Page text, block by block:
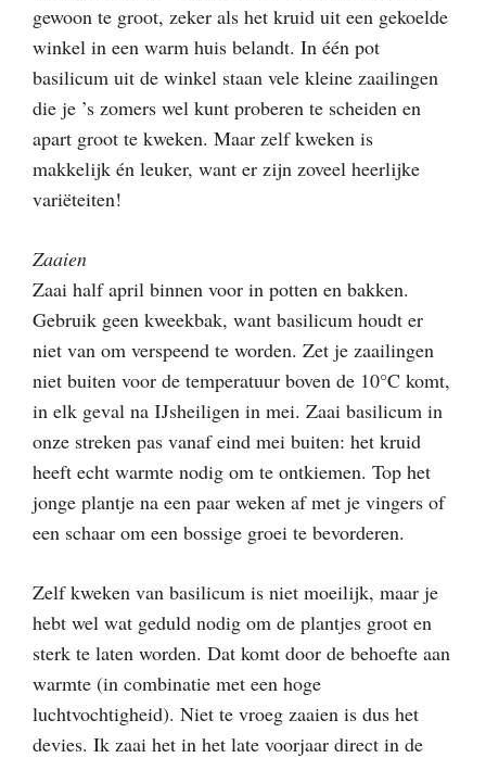
gewoon te groot, zeker als het kruid uit een gekoelde
winkel in een warm huis belandt. In één pot
basilicum uit de winkel staan vele kleine zaailingen
die je ’s zomers wel kunt proberen te scheiden en
apart groot te kweken. Maar zelf kweken is
makkelijk én leuker, want er zijn zoveel heerlijke
variëteiten!
Zaaien
Zaai half april binnen voor in potten en bakken.
Gebruik geen kweekbak, want basilicum houdt er
niet van om verspeend te worden. Zet je zaailingen
niet buiten voor de temperatuur boven de 10°C komt,
in elk geval na IJsheiligen in mei. Zaai basilicum in
onze streken pas vanaf eind mei buiten: het kruid
heeft echt warmte nodig om te ontkiemen. Top het
jonge plantje na een paar weken af met je vingers of
een schaar om een bossige groei te bevorderen.
Zelf kweken van basilicum is niet moeilijk, maar je
hebt wel wat geduld nodig om de plantjes groot en
sterk te laten worden. Dat komt door de behoefte aan
warmte (in combinatie met een hoge
luchtvochtigheid). Niet te vroeg zaaien is dus het
devies. Ik zaai het in het late voorjaar direct in de